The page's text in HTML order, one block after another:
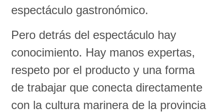
espectáculo gastronómico.
Pero detrás del espectáculo hay
conocimiento. Hay manos expertas,
respeto por el producto y una forma
de trabajar que conecta directamente
con la cultura marinera de la provincia